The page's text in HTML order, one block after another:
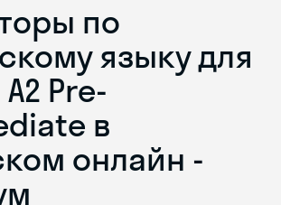
по
языку для
Pre-
в
онлайн -